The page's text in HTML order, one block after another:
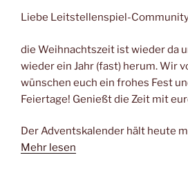
Liebe Leitstellenspiel-
die Weihnachtszeit ist wieder da
wieder ein Jahr (fast) herum. Wir
wünschen euch ein frohes Fest
Feiertage! Genießt die Zeit mit
Der Adventskalender hält heute
Mehr lesen